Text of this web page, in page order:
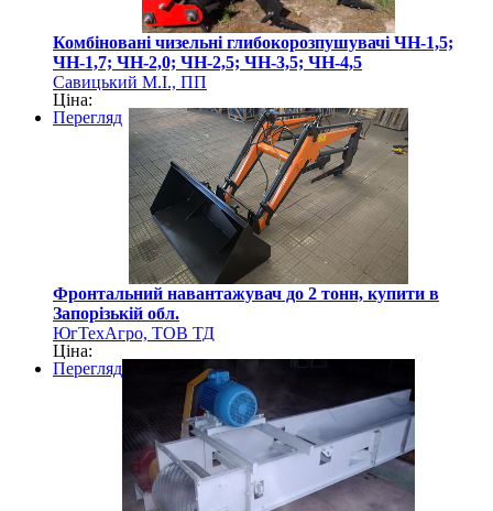
Комбіновані чизельні глибокорозпушувачі ЧН-1,5;
ЧН-1,7; ЧН-2,0; ЧН-2,5; ЧН-3,5; ЧН-4,5
Савицький М.І., ПП
Ціна:
Перегляд
Фронтальний навантажувач до 2 тонн, купити в
Запорізькій обл.
ЮгТехАгро, ТОВ ТД
Ціна:
Перегляд